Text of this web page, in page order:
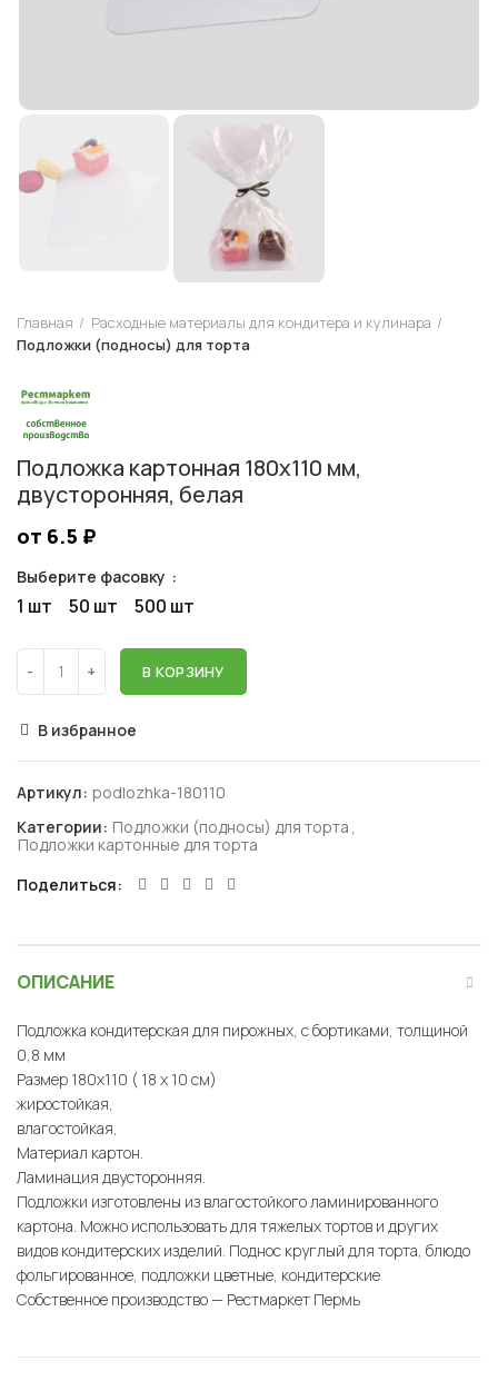
Главная
Расходные материалы для кондитера и кулинара
Подложки (подносы) для торта
Подложка картонная 180х110 мм,
двусторонняя, белая
от 6.5 ₽
Выберите фасовку
1 шт 50 шт 500 шт
В КОРЗИНУ
В избранное
Артикул: podlozhka-180110
Категории: Подложки (подносы) для торта ,
Подложки картонные для торта
Поделиться
ОПИСАНИЕ
Подложка кондитерская для пирожных, с бортиками, толщиной
0,8 мм
Размер 180х110 ( 18 х 10 см)
жиростойкая,
влагостойкая,
Материал картон.
Ламинация двусторонняя.
Подложки изготовлены из влагостойкого ламинированного
картона. Можно использовать для тяжелых тортов и других
видов кондитерских изделий. Поднос круглый для торта, блюдо
фольгированное, подложки цветные, кондитерские
Собственное производство — Рестмаркет Пермь